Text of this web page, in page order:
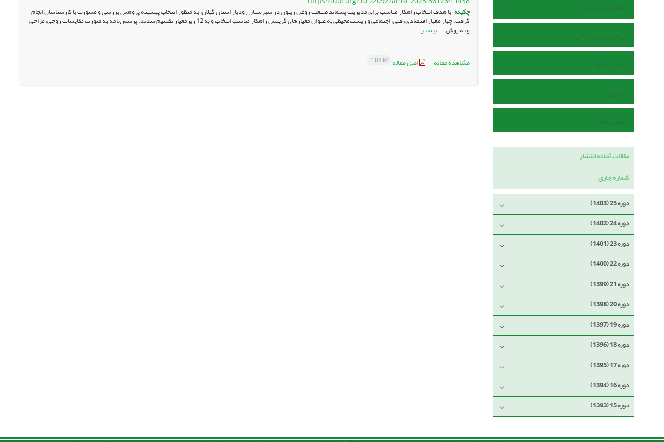
اطلاعات نشریه
راهنمای نویسندگان
ارسال مقاله
داوران
تماس با ما
مقالات آماده انتشار
شماره جاری
دوره 25 (1403)
دوره 24 (1402)
دوره 23 (1401)
دوره 22 (1400)
دوره 21 (1399)
دوره 20 (1398)
دوره 19 (1397)
دوره 18 (1396)
دوره 17 (1395)
دوره 16 (1394)
دوره 15 (1393)
چکیده با هدف انتخاب راهکار مناسب برای مدیریت پسماند صنعت روغن زیتون در شهرستان رودبار استان گیلان، به منظور انتخاب پیشینه پژوهش بررسی و مشورت با کارشناسان انجام
گرفت. چهار معیار اقتصادی، فنی، اجتماعی و زیست‌محیطی به‌ عنوان معیارهای گزینش راهکار مناسب انتخاب و به 12 زیرمعیار تقسیم شدند. پرسش‌نامه‌ به‌ صورت مقایسات زوجی، طراحی
و به روش ...بیشتر
مشاهده مقاله اصل مقاله 1.84 M